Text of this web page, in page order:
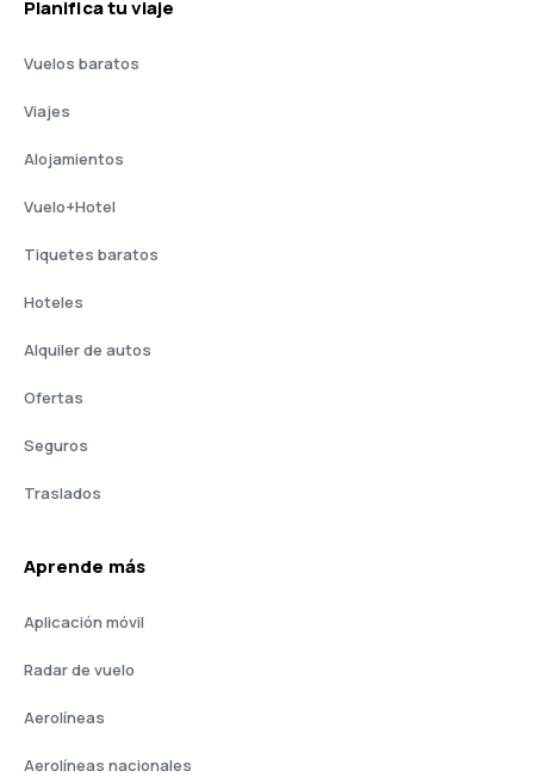
Planifica tu viaje
Vuelos baratos
Viajes
Alojamientos
Vuelo+Hotel
Tiquetes baratos
Hoteles
Alquiler de autos
Ofertas
Seguros
Traslados
Aprende más
Aplicación móvil
Radar de vuelo
Aerolíneas
Aerolíneas nacionales